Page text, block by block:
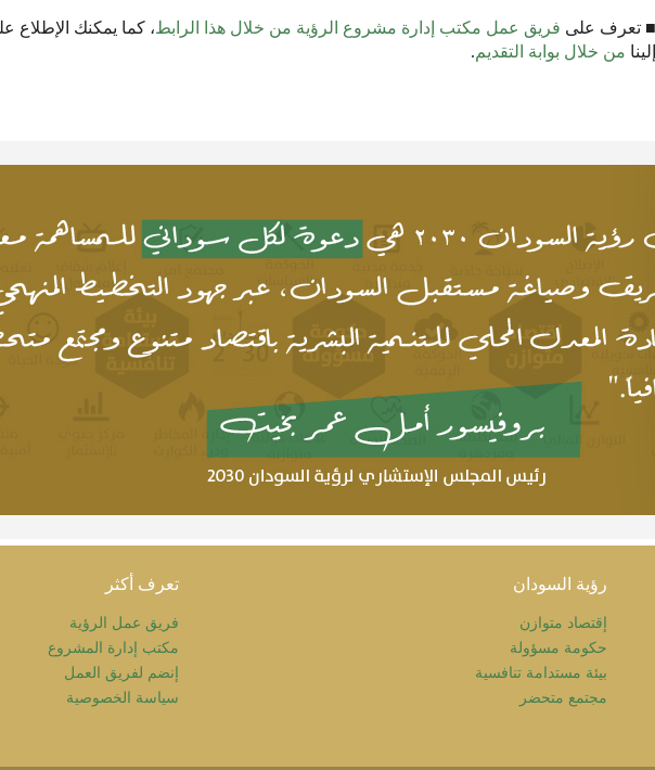
■ تعرف على فريق عمل مكتب إدارة مشروع الرؤية من خلال هذا الرابط، كما يمكنك الإطلاع
إلينا من خلال بوابة التقديم.
تعرف أكثر
فريق عمل الرؤية
مكتب إدارة المشروع
إنضم لفريق العمل
سياسة الخصوصية
رؤية السودان
إقتصاد متوازن
حكومة مسؤولة
بيئة مستدامة تنافسية
مجتمع متحضر